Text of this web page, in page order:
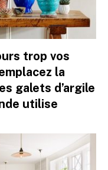
trop vos
la
galets d’argile
utilise